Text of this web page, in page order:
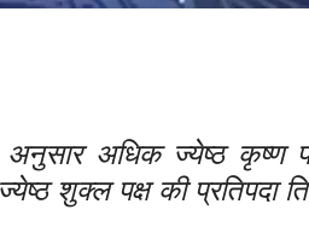
अधिक ज्येष्ठ कृष्ण
शुक्ल पक्ष की प्रतिपदा